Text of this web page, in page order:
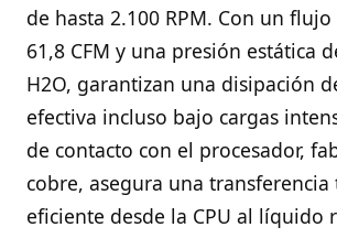
de hasta 2.100 RPM. Con un
61,8 CFM y una presión estática
H2O, garantizan una disipación
efectiva incluso bajo cargas
de contacto con el procesador,
cobre, asegura una transferencia
eficiente desde la CPU al líquido